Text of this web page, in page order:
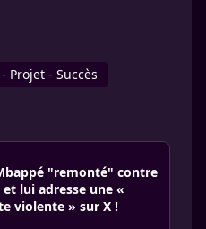
Projet - Succès
"remonté" contre
et lui adresse une «
violente » sur X !